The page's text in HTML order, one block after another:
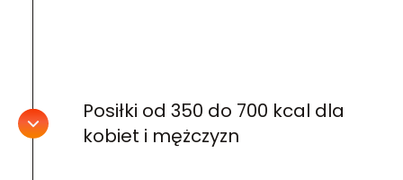
Posiłki od 350 do 700 kcal dla
kobiet i mężczyzn